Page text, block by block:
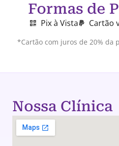
Formas de
Pix à Vista Cartão
*Cartão com juros de 20% da
Nossa Clínica